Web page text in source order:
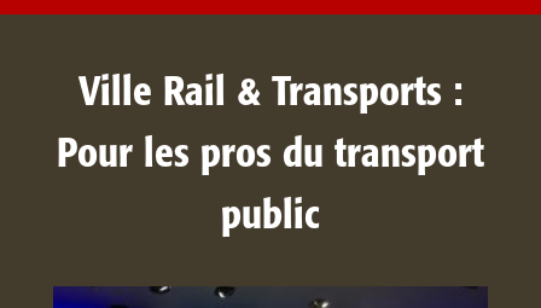
Ville Rail & Transports :
Pour les pros du transport
public